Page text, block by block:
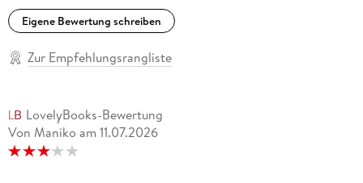
Eigene Bewertung schreiben
Zur Empfehlungsrangliste
LovelyBooks-Bewertung
Von Maniko am 11.07.2026